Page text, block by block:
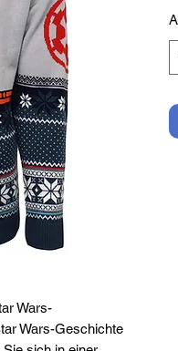
Wars-
Wars-Geschichte